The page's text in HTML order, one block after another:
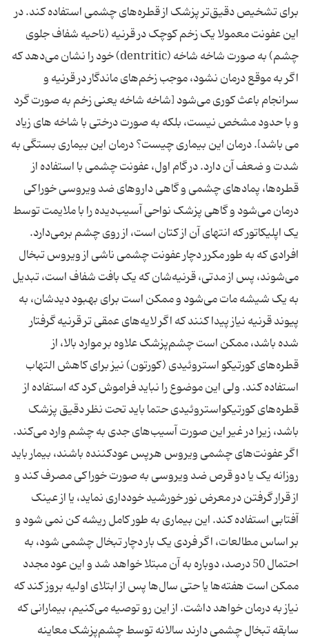
برای تشخیص دقیق‌تر پزشک از قطره‌های چشمی استفاده کند. در
این عفونت معمولا یک زخم کوچک در قرنیه (ناحیه شفاف‌ جلوی
چشم) به صورت شاخه شاخه (dentritic)‌ خود را نشان می‌دهد که
اگر به موقع درمان نشود، موجب زخم‌های ماندگار در قرنیه و
سرانجام باعث کوری می‌شود [شاخه شاخه یعنی زخم به صورت گرد
و با حدود مشخص نیست، بلکه به صورت درختی با شاخه های زیاد
می باشد]. درمان این بیماری چیست؟ درمان این بیماری بستگی به
شدت و ضعف آن دارد. در گام اول، عفونت چشمی با استفاده از
قطره‌ها، پمادهای چشمی و گاهی داروهای ضد ویروسی خوراکی
درمان می‌شود و گاهی پزشک نواحی آسیب‌دیده را با ملایمت توسط
یک اپلیکاتور که انتهای آن از کتان است، از روی چشم برمی‌دارد.
افرادی که به طور مکرر دچار عفونت چشمی ناشی از ویروس تبخال
می‌شوند، پس از مدتی، قرنیه‌شان که یک بافت شفاف است، تبدیل
به یک شیشه مات می‌شود و ممکن است برای بهبود دیدشان، به
پیوند قرنیه نیاز پیدا کنند که اگر لایه‌های عمقی تر قرنیه گرفتار
شده باشد، ممکن است چشم‌پزشک علاوه بر موارد بالا، از
قطره‌های کورتیکو استروئیدی (کورتون) نیز برای کاهش التهاب
استفاده کند. ولی این موضوع را نباید فراموش کرد که استفاده از
قطره‌های کورتیکواستروئیدی حتما باید تحت نظر دقیق پزشک
باشد، زیرا در غیر این صورت آسیب‌های جدی به چشم وارد می‌کند.
اگر عفونت‌های چشمی ویروس هرپس عودکننده باشند، بیمار باید
روزانه یک یا دو قرص ضد ویروسی به صورت خوراکی مصرف کند و
از قرار گرفتن در معرض نور خورشید خودداری نماید، یا از عینک
آفتابی استفاده کند. این بیماری به طور کامل ریشه کن نمی شود و
بر اساس مطالعات، اگر فردی یک بار دچار تبخال چشمی شود، به
احتمال 50 درصد، دوباره به آن مبتلا خواهد شد و این عود مجدد
ممکن است هفته‌ها یا حتی سال‌ها پس از ابتلای اولیه بروز کند که
نیاز به درمان خواهد داشت. از این رو توصیه می‌کنیم، بیمارانی که
سابقه تبخال چشمی دارند سالانه توسط چشم‌پزشک معاینه